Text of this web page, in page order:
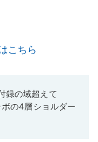
こちら
録の域超えて
の4層ショルダー